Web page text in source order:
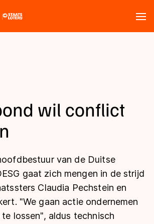
wil conflict
van de Duitse
gaat zich mengen in de strijd
Claudia Pechstein en
"We gaan actie ondernemen
lossen", aldus technisch